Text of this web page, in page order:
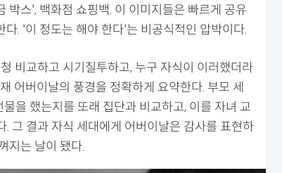
박스', 백화점 쇼핑백. 이 이미지들은 빠르게 공유
. '이 정도는 해야 한다'는 비공식적인 압박이다.
비교하고 시기질투하고, 누구 자식이 이러했더라
어버이날의 풍경을 정확하게 요약한다. 부모 세
을 했는지를 또래 집단과 비교하고, 이를 자녀 교
그 결과 자식 세대에게 어버이날은 감사를 표현하
지는 날이 됐다.